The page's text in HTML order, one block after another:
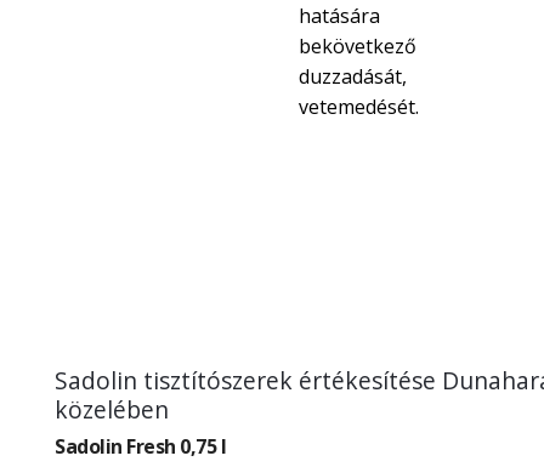
hatására
bekövetkező
duzzadását,
vetemedését.
Sadolin tisztítószerek értékesítése
közelében
Sadolin Fresh 0,75 l